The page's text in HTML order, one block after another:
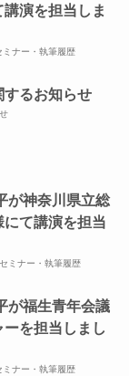
演を担当しま
ミナー・執筆履歴
するお知らせ
が神奈川県立総
て講演を担当
ミナー・執筆履歴
が福生青年会議
を担当しまし
ミナー・執筆履歴